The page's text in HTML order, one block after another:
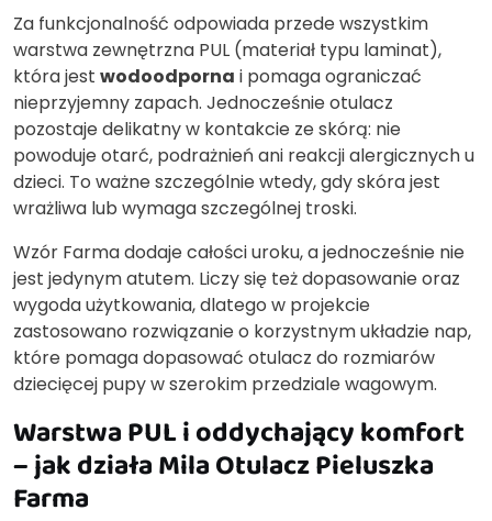
Za funkcjonalność odpowiada przede wszystkim
warstwa zewnętrzna PUL (materiał typu laminat),
która jest wodoodporna i pomaga ograniczać
nieprzyjemny zapach. Jednocześnie otulacz
pozostaje delikatny w kontakcie ze skórą: nie
powoduje otarć, podrażnień ani reakcji alergicznych u
dzieci. To ważne szczególnie wtedy, gdy skóra jest
wrażliwa lub wymaga szczególnej troski.
Wzór Farma dodaje całości uroku, a jednocześnie nie
jest jedynym atutem. Liczy się też dopasowanie oraz
wygoda użytkowania, dlatego w projekcie
zastosowano rozwiązanie o korzystnym układzie nap,
które pomaga dopasować otulacz do rozmiarów
dziecięcej pupy w szerokim przedziale wagowym.
Warstwa PUL i oddychający komfort
– jak działa Mila Otulacz Pieluszka
Farma